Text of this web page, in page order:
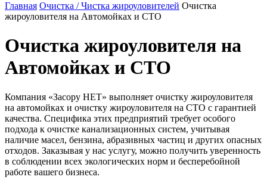
Главная Очистка / Чистка жироуловителей Очистка
жироуловителя на Автомойках и СТО
Очистка жироуловителя на
Автомойках и СТО
Компания «Засору НЕТ» выполняет очистку жироуловителя
на автомойках и очистку жироуловителя на СТО с гарантией
качества. Специфика этих предприятий требует особого
подхода к очистке канализационных систем, учитывая
наличие масел, бензина, абразивных частиц и других опасных
отходов. Заказывая у нас услугу, можно получить уверенность
в соблюдении всех экологических норм и бесперебойной
работе вашего бизнеса.